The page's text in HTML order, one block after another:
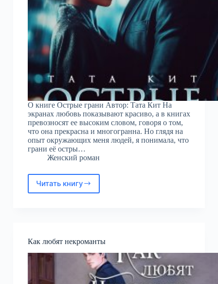
О книге Острые грани Автор: Тата Кит На
экранах любовь показывают красиво, а в книгах
превозносят ее высоким словом, говоря о том,
что она прекрасна и многогранна. Но глядя на
опыт окружающих меня людей, я понимала, что
грани её остры…
Женский роман
Читать книгу
Острые
грани
Как любят некроманты